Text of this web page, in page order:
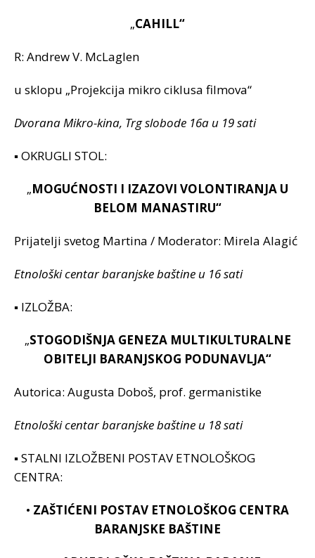
„CAHILL“
R: Andrew V. McLaglen
u sklopu „Projekcija mikro ciklusa filmova“
Dvorana Mikro-kina, Trg slobode 16a u 19 sati
▪ OKRUGLI STOL:
„MOGUĆNOSTI I IZAZOVI VOLONTIRANJA U
BELOM MANASTIRU“
Prijatelji svetog Martina / Moderator: Mirela Alagić
Etnološki centar baranjske baštine u 16 sati
▪ IZLOŽBA:
„STOGODIŠNJA GENEZA MULTIKULTURALNE
OBITELJI BARANJSKOG PODUNAVLJA“
Autorica: Augusta Doboš, prof. germanistike
Etnološki centar baranjske baštine u 18 sati
▪ STALNI IZLOŽBENI POSTAV ETNOLOŠKOG
CENTRA:
• ZAŠTIĆENI POSTAV ETNOLOŠKOG CENTRA
BARANJSKE BAŠTINE